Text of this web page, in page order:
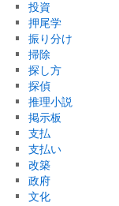
投資
押尾学
振り分け
掃除
探し方
探偵
推理小説
掲示板
支払
支払い
改築
政府
文化